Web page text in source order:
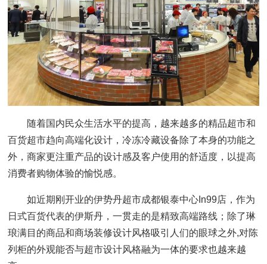
随着国内民众生活水平的提高，越来越多的精品超市和
百货超市趋向高端化设计，冷冻冷藏设备除了本身的功能之
外，商家更注重产品的设计感及客户使用的舒适度，以提高
消费者购物体验的愉悦感。
如近期刚开业的伊势丹超市成都银泰中心In99店，作为
日式百货代表的伊斯丹，一贯走的是精致高端路线；除了琳
琅满目的商品和商场装修设计风格吸引人们的眼球之外,对陈
列柜的外观能否与超市设计风格融为一体的要求也越来越